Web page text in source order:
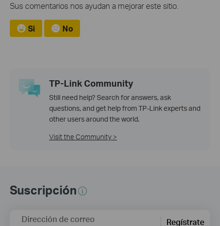
Sus comentarios nos ayudan a mejorar este sitio.
Si No
TP-Link Community
Still need help? Search for answers, ask
questions, and get help from TP-Link experts and
other users around the world.
Visit the Community >
Suscripción
Dirección de correo Regístrate